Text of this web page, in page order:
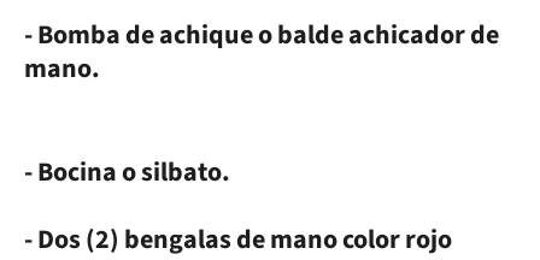
- Bomba de achique o balde achicador de
mano.
- Bocina o silbato.
- Dos (2) bengalas de mano color rojo